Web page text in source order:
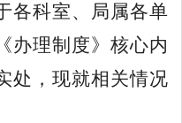
各科室、局属各单
办理制度》核心内
处，现就相关情况